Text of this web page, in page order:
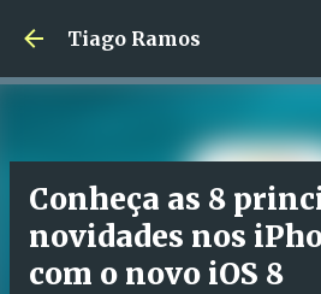
Avançar para o
Tiago Ramos
Conheça as 8
novidades nos
com o novo iOS 8